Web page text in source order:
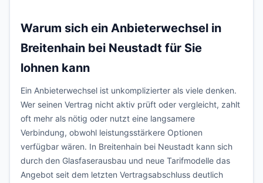
Warum sich ein Anbieterwechsel in
Breitenhain bei Neustadt für Sie
lohnen kann
Ein Anbieterwechsel ist unkomplizierter als viele denken.
Wer seinen Vertrag nicht aktiv prüft oder vergleicht, zahlt
oft mehr als nötig oder nutzt eine langsamere
Verbindung, obwohl leistungsstärkere Optionen
verfügbar wären. In Breitenhain bei Neustadt kann sich
durch den Glasfaserausbau und neue Tarifmodelle das
Angebot seit dem letzten Vertragsabschluss deutlich